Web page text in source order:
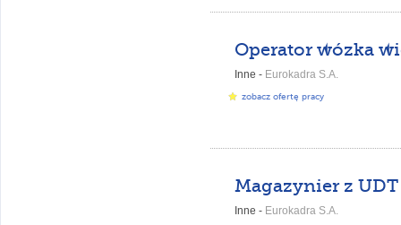
Inne - Eurokadra S.A.
zobacz ofertę pracy
Magazynier z
Inne - Eurokadra S.A.